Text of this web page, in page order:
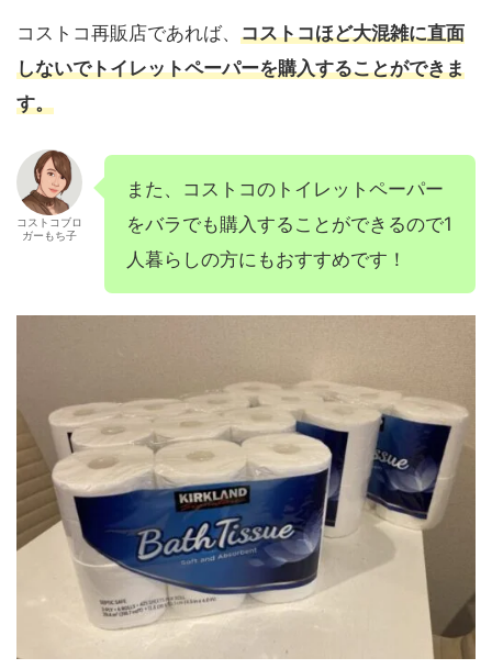
コストコ再販店であれば、 コストコほど大混雑に直面
しないでトイレットペーパーを購入することができま
す。
コストコブロ
ガーもち子
また、コストコのトイレットペーパー
をバラでも購入することができるので1
人暮らしの方にもおすすめです！